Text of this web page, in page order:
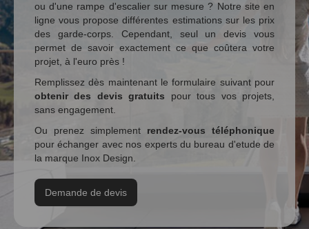
ou d'une rampe d'escalier sur mesure ? Notre site en
ligne vous propose différentes estimations sur les prix
des garde-corps. Cependant, seul un devis vous
permet de savoir exactement ce que coûtera votre
projet, à l'euro près !
Remplissez dès maintenant le formulaire suivant pour
obtenir des devis gratuits pour tous vos projets,
sans engagement.
Ou prenez simplement rendez-vous téléphonique
pour échanger avec nos experts du bureau d'etude de
la marque Inox Design.
Demande de devis